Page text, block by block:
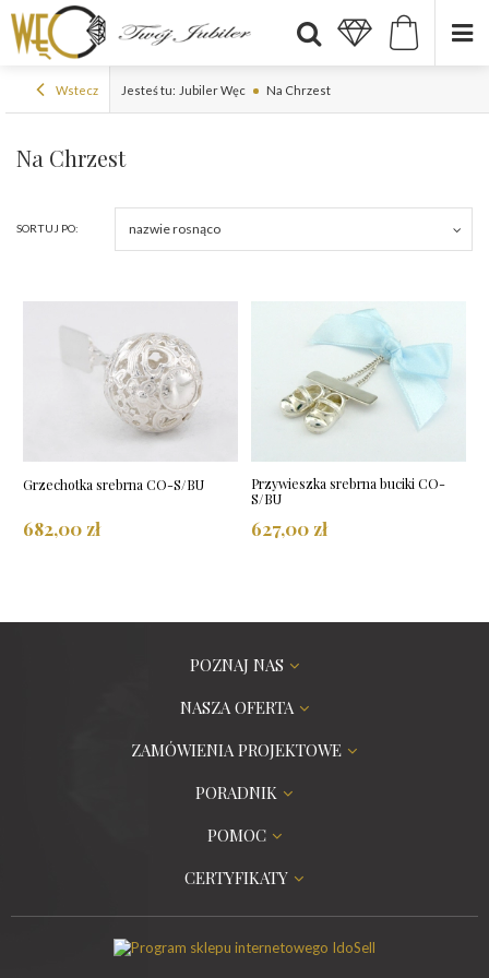
Wstecz Jesteś tu: Jubiler Węc Na Chrzest
Na Chrzest
SORTUJ PO: nazwie rosnąco
Grzechotka srebrna CO-S/BU
682,00 zł
Przywieszka srebrna buciki CO-
S/BU
627,00 zł
POZNAJ NAS
NASZA OFERTA
ZAMÓWIENIA PROJEKTOWE
PORADNIK
POMOC
CERTYFIKATY